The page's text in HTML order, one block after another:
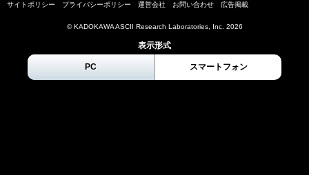
サイトポリシー プライバシーポリシー 運営会社 お問い合わせ 広告掲載
© KADOKAWA ASCII Research Laboratories, Inc. 2026
表示形式
PC スマートフォン